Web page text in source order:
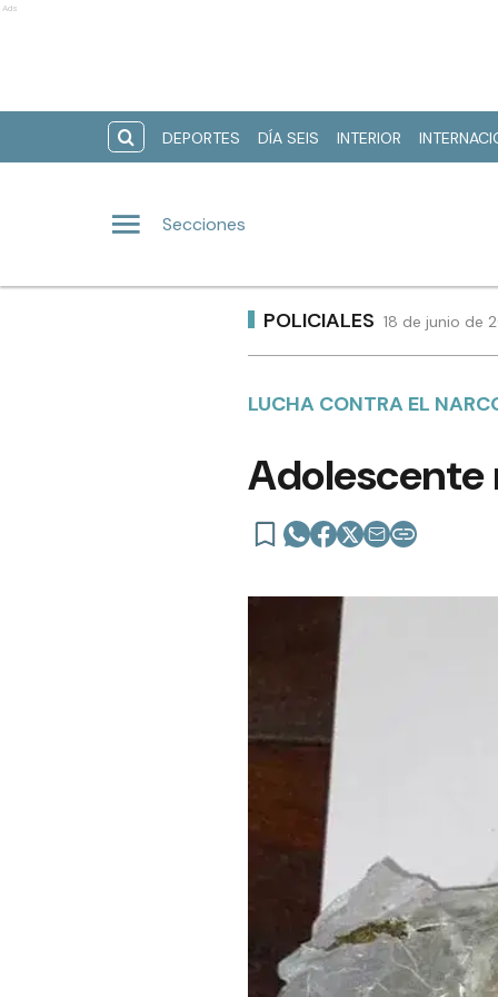
Ads
DEPORTES DÍA SEIS INTERIOR
Secciones
POLICIALES 18 de junio de
LUCHA CONTRA EL
Adolescente